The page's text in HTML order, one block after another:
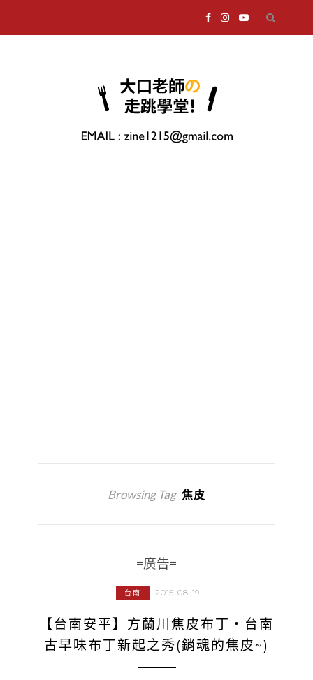
Browsing Tag 焦皮
=廣告=
台南 2015-08-19
【台南安平】方蘭川焦皮布丁‧台南
古早味布丁新起之秀(銷魂的焦皮~)